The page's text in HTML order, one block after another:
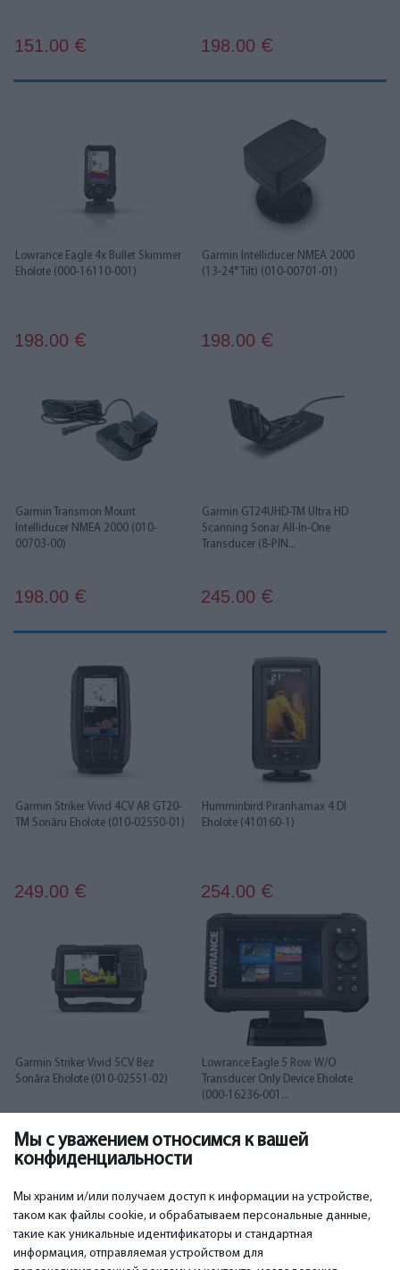
Мы с уважением относимся к вашей
конфиденциальности
Мы храним и/или получаем доступ к информации на устройстве,
таком как файлы cookie, и обрабатываем персональные данные,
такие как уникальные идентификаторы и стандартная
информация, отправляемая устройством для
151.00 € 198.00 €
Lowrance Eagle 4x Bullet Skimmer
Eholote (000-16110-001)
198.00 €
Garmin Intelliducer NMEA 2000
(13-24° Tilt) (010-00701-01)
198.00 €
Garmin Transmon Mount
Intelliducer NMEA 2000 (010-
00703-00)
198.00 €
Garmin GT24UHD-TM Ultra HD
Scanning Sonar All-In-One
Transducer (8-PIN...
245.00 €
Garmin Striker Vivid 4CV AR GT20-
TM Sonāru Eholote (010-02550-01)
249.00 €
Humminbird Piranhamax 4 DI
Eholote (410160-1)
254.00 €
Garmin Striker Vivid 5CV Bez
Sonāra Eholote (010-02551-02)
288.00€
Lowrance Eagle 5 Row W/O
Transducer Only Device Eholote
(000-16236-001...
375.00€
1 2 3 4 5 6 7